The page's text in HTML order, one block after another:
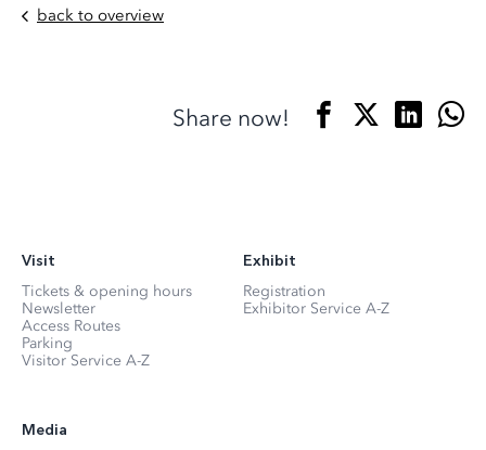
back to overview
Share now!
Visit
Tickets & opening hours
Newsletter
Access Routes
Parking
Visitor Service A-Z
Exhibit
Registration
Exhibitor Service A-Z
Media